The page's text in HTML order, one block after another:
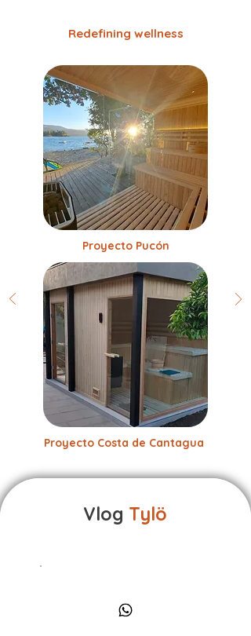
Redefining wellness
Proyecto Pucón
Proyecto Costa de Cantagua
Vlog Tylö